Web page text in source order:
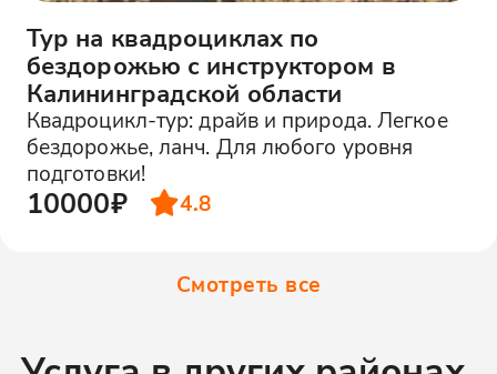
Тур на квадроциклах по
бездорожью с инструктором в
Калининградской области
Квадроцикл-тур: драйв и природа. Легкое
бездорожье, ланч. Для любого уровня
подготовки!
10000₽ 4.8
Смотреть все